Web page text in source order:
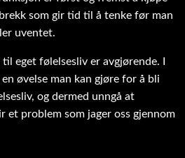
som gir tid til å tenke før man
uventet.
eget følelsesliv er avgjørende. I
øvelse man kan gjøre for å bli
og dermed unngå at
et problem som jager oss gjennom